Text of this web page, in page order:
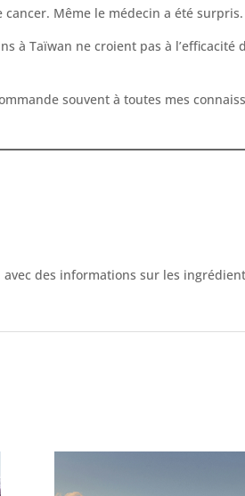
Même le médecin a été surpris.
à Taïwan ne croient pas à l’efficacité
souvent à toutes mes
des informations sur les